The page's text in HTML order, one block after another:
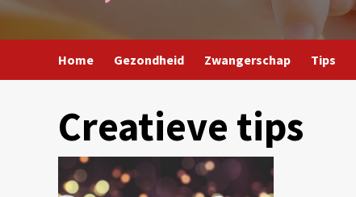
Home Gezondheid Zwangerschap Tips
Creatieve tips